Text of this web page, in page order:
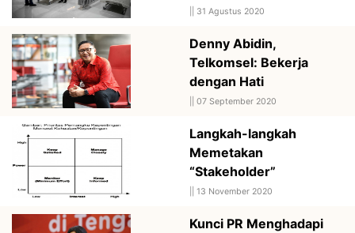
31 Agustus 2020
Denny Abidin,
Telkomsel: Bekerja
dengan Hati
07 September 2020
Langkah-langkah
Memetakan
“Stakeholder”
13 November 2020
Kunci PR Menghadapi